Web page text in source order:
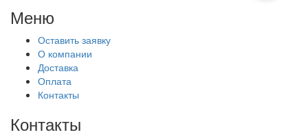
Меню
Оставить заявку
О компании
Доставка
Оплата
Контакты
Контакты